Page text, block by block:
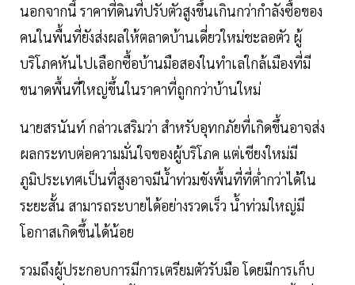
นอกจากนี้ ราคาที่ดินที่ปรับตัวสูงขึ้นเกินกว่ากำลังซื้อของ
คนในพื้นที่ยังส่งผลให้ตลาดบ้านเดี่ยวใหม่ชะลอตัว ผู้
บริโภคหันไปเลือกซื้อบ้านมือสองในทำเลใกล้เมืองที่มี
ขนาดพื้นที่ใหญ่ขึ้นในราคาที่ถูกกว่าบ้านใหม่
นายสรนันท์ กล่าวเสริมว่า สำหรับอุทกภัยที่เกิดขึ้นอาจส่ง
ผลกระทบต่อความมั่นใจของผู้บริโภค แต่เชียงใหม่มี
ภูมิประเทศเป็นที่สูงอาจมีนํ้าท่วมขังพื้นที่ที่ตํ่ากว่าได้ใน
ระยะสั้น สามารถระบายได้อย่างรวดเร็ว นํ้าท่วมใหญ่มี
โอกาสเกิดขึ้นได้น้อย
รวมถึงผู้ประกอบการมีการเตรียมตัวรับมือ โดยมีการเก็บ